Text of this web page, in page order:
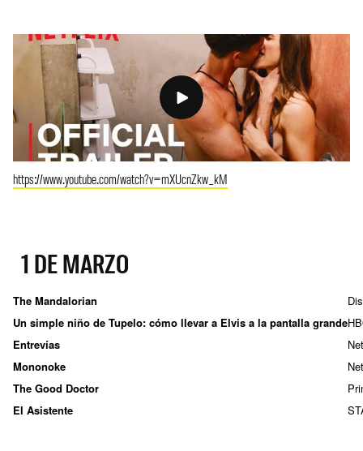
https://www.youtube.com/watch?v=mXUcnZkw_kM
1 DE MARZO
The Mandalorian
Un simple niño de Tupelo: cómo llevar a Elvis a la pantalla grande
Entrevías
Mononoke
The Good Doctor
El Asistente